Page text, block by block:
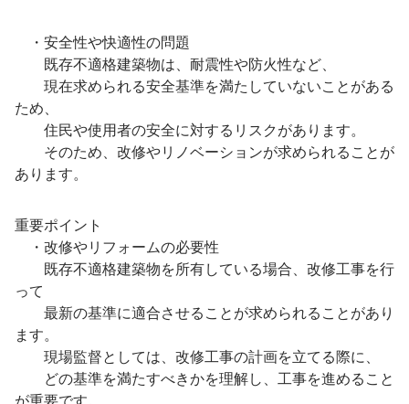
・安全性や快適性の問題
既存不適格建築物は、耐震性や防火性など、
現在求められる安全基準を満たしていないことがある
ため、
住民や使用者の安全に対するリスクがあります。
そのため、改修やリノベーションが求められることが
あります。
重要ポイント
・改修やリフォームの必要性
既存不適格建築物を所有している場合、改修工事を行
って
最新の基準に適合させることが求められることがあり
ます。
現場監督としては、改修工事の計画を立てる際に、
どの基準を満たすべきかを理解し、工事を進めること
が重要です。